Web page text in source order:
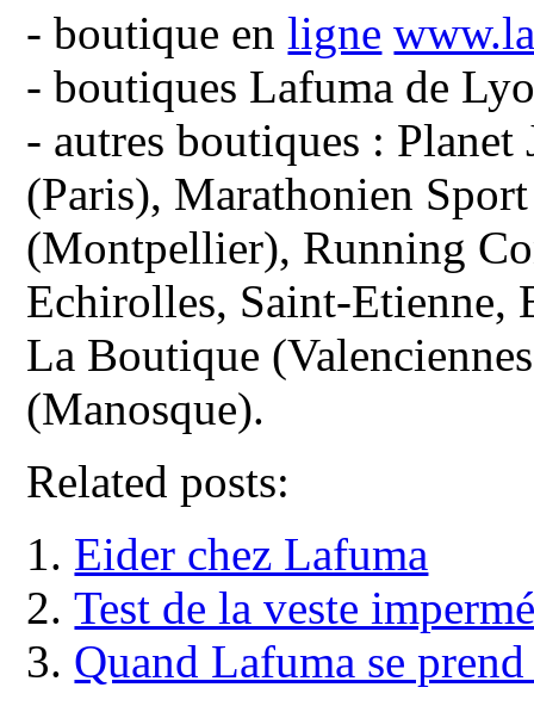
- boutique enligne
- boutiques Lafuma de
- autres boutiques :
(Paris), Marathonien
(Montpellier), Running
Echirolles, Saint-Etienne,
La Boutique
(Manosque).
Related posts:
Eider chez Lafuma
Test de la veste
Quand Lafuma se